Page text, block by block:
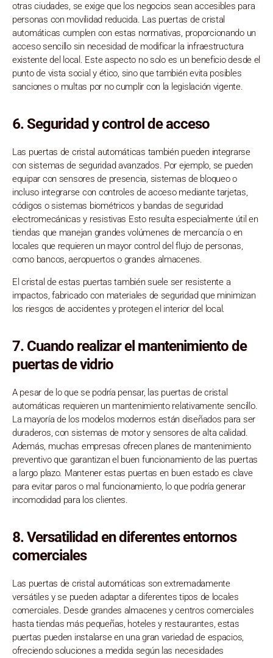
otras ciudades, se exige que los negocios sean accesibles para
personas con movilidad reducida. Las puertas de cristal
automáticas cumplen con estas normativas, proporcionando un
acceso sencillo sin necesidad de modificar la infraestructura
existente del local. Este aspecto no solo es un beneficio desde el
punto de vista social y ético, sino que también evita posibles
sanciones o multas por no cumplir con la legislación vigente.
6.Seguridad y control de acceso
Las puertas de cristal automáticas también pueden integrarse
con sistemas de seguridad avanzados. Por ejemplo, se pueden
equipar con sensores de presencia, sistemas de bloqueo o
incluso integrarse con controles de acceso mediante tarjetas,
códigos o sistemas biométricos y bandas de seguridad
electromecánicas y resistivas Esto resulta especialmente útil en
tiendas que manejan grandes volúmenes de mercancía o en
locales que requieren un mayor control del flujo de personas,
como bancos, aeropuertos o grandes almacenes.
El cristal de estas puertas también suele ser resistente a
impactos, fabricado con materiales de seguridad que minimizan
los riesgos de accidentes y protegen el interior del local.
7. Cuando realizar el mantenimiento de
puertas de vidrio
A pesar de lo que se podría pensar, las puertas de cristal
automáticas requieren un mantenimiento relativamente sencillo.
La mayoría de los modelos modernos están diseñados para ser
duraderos, con sistemas de motor y sensores de alta calidad.
Además, muchas empresas ofrecen planes de mantenimiento
preventivo que garantizan el buen funcionamiento de las puertas
a largo plazo. Mantener estas puertas en buen estado es clave
para evitar paros o mal funcionamiento, lo que podría generar
incomodidad para los clientes.
8.Versatilidad en diferentes entornos
comerciales
Las puertas de cristal automáticas son extremadamente
versátiles y se pueden adaptar a diferentes tipos de locales
comerciales. Desde grandes almacenes y centros comerciales
hasta tiendas más pequeñas, hoteles y restaurantes, estas
puertas pueden instalarse en una gran variedad de espacios,
ofreciendo soluciones a medida según las necesidades